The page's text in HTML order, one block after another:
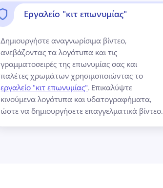
Εργαλείο "κιτ επωνυμίας"
Δημιουργήστε αναγνωρίσιμα βίντεο,
ανεβάζοντας τα λογότυπα και τις
γραμματοσειρές της επωνυμίας σας και
παλέτες χρωμάτων χρησιμοποιώντας το
εργαλείο "κιτ επωνυμίας". Επικαλύψτε
κινούμενα λογότυπα και υδατογραφήματα,
ώστε να δημιουργήσετε επαγγελματικά βίντεο.